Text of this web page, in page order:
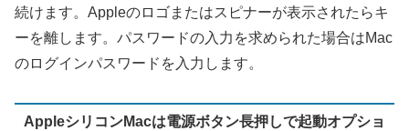
続けます。Appleのロゴまたはスピナーが表示されたらキ
ーを離します。パスワードの入力を求められた場合はMac
のログインパスワードを入力します。
AppleシリコンMacは電源ボタン長押しで起動オプショ